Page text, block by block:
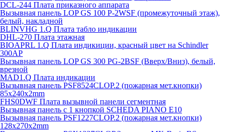
DCL-244 Плата приказного аппарата
Вызывная панель LOP GS 100 P-2WSF (промежуточный этаж),
белый, накладной
BLINVHG 1.Q Плата табло индикации
DHL-270 Плата этажная
BIOAPRL 1.Q Плата индикиции, красный цвет на Schindler
300AP
Вызывная панель LOP GS 300 PG-2BSF (Вверх/Вниз), белый,
врезной
MAD1.Q Плата индикации
Вызывная панель PSF8524CLOP.2 (пожарная мет.кнопки)
85х240х2mm
FHS0DWF Плата вызывной панели сегментная
Вызывная панель с 1 кнопкой SCHEDA PIANO E10
Вызывная панель PSF1227CLOP.2 (пожарная мет.кнопки)
128х270х2mm